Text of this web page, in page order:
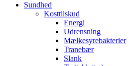
Sundhed
Kosttilskud
Energi
Udrensning
Mælkesyrebakterier
Tranebær
Slank